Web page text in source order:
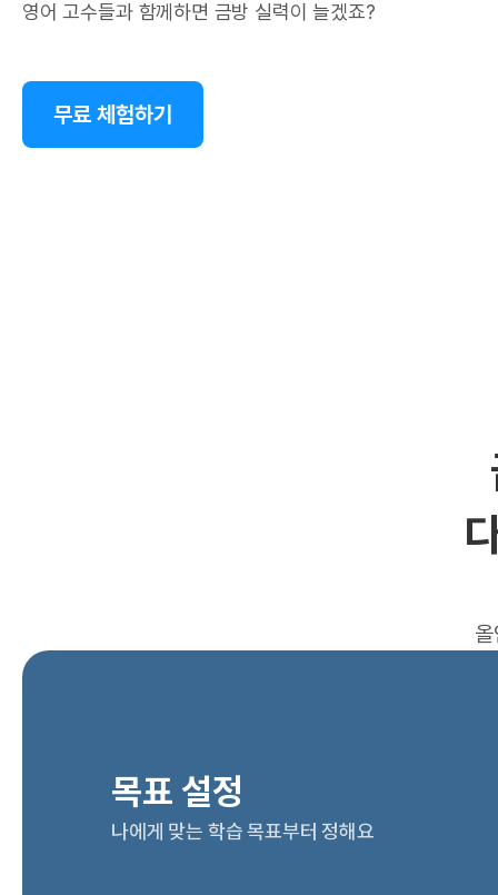
영어 고수들과 함께하면 금방 실력이 늘겠죠?
무료 체험하기
목표 설정
나에게 맞는 학습 목표부터 정해요